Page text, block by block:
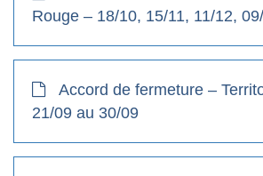
Rouge – 18/10, 15/11, 11/12,
Accord de fermeture –
21/09 au 30/09